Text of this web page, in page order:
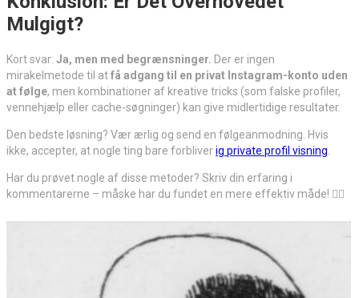
Mulgigt?
Kort svar: Ja, men med begrænsninger. Der er ingen
mirakelmetode til atfå adgang til en privat Instagram-konto uden
at følge, men kombinationer af kreative tricks (som falske profiler,
vennehjælp eller cache-søgninger) kan give midlertidige resultater.
Den bedste løsning? Vær ærlig og send en følgeanmodning. Hvis
ikke, accepter, at nogle ting bare forbliverig private profil visning
Har du prøvet nogle af disse metoder? Skriv din erfaring i
kommentarerne – måske har du fundet en mere effektiv måde! 🕵️‍♂️